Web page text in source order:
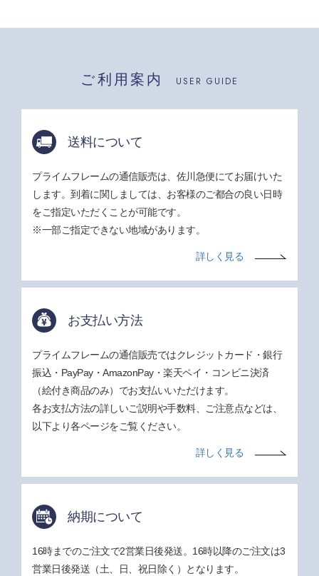
ご利用案内 USER GUIDE
送料について
プライムフレームの通信販売は、佐川急便にてお届けいた
します。到着に関しましては、お客様のご都合の良い日時
をご指定いただくことが可能です。
※一部ご指定できない地域があります。
詳しく見る
お支払い方法
プライムフレームの通信販売ではクレジットカード・銀行
振込・PayPay・AmazonPay・楽天ペイ・コンビニ決済
（絵付き商品のみ）でお支払いいただけます。
各お支払方法の詳しいご説明や手数料、ご注意点などは、
以下より各ページをご覧ください。
詳しく見る
納期について
16時までのご注文で2営業日後発送。16時以降のご注文は3
営業日後発送（土、日、祝日除く）となります。